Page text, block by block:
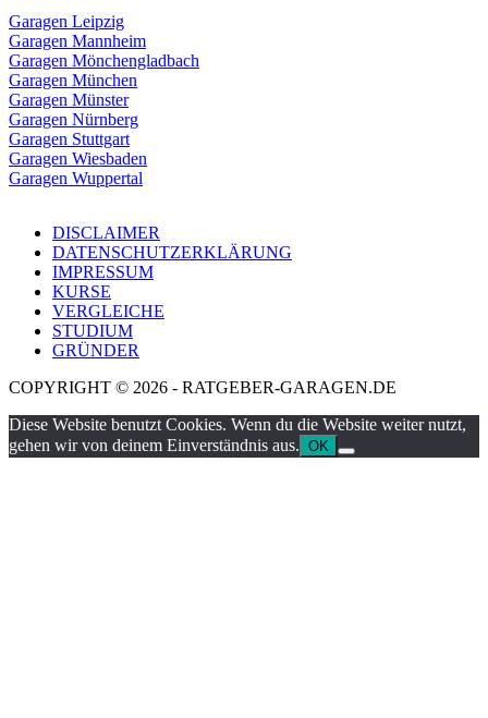
Garagen Leipzig
Garagen Mannheim
Garagen Mönchengladbach
Garagen München
Garagen Münster
Garagen Nürnberg
Garagen Stuttgart
Garagen Wiesbaden
Garagen Wuppertal
DISCLAIMER
DATENSCHUTZERKLÄRUNG
IMPRESSUM
KURSE
VERGLEICHE
STUDIUM
GRÜNDER
COPYRIGHT © 2026 - RATGEBER-GARAGEN.DE
Diese Website benutzt Cookies. Wenn du die Website weiter nutzt,
gehen wir von deinem Einverständnis aus. OK